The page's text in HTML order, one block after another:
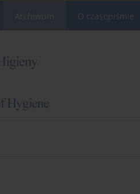
O czasopiśmie